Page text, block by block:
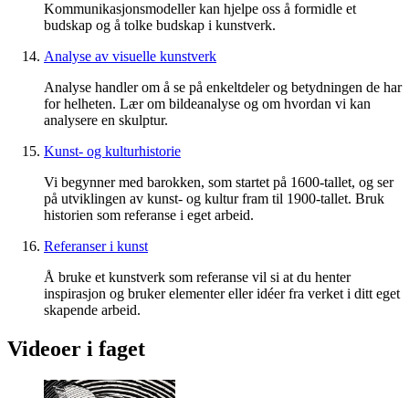
Kommunikasjonsmodeller kan hjelpe oss å formidle et
budskap og å tolke budskap i kunstverk.
Analyse av visuelle kunstverk
Analyse handler om å se på enkeltdeler og betydningen de har
for helheten. Lær om bildeanalyse og om hvordan vi kan
analysere en skulptur.
Kunst- og kulturhistorie
Vi begynner med barokken, som startet på 1600-tallet, og ser
på utviklingen av kunst- og kultur fram til 1900-tallet. Bruk
historien som referanse i eget arbeid.
Referanser i kunst
Å bruke et kunstverk som referanse vil si at du henter
inspirasjon og bruker elementer eller idéer fra verket i ditt eget
skapende arbeid.
Videoer i faget